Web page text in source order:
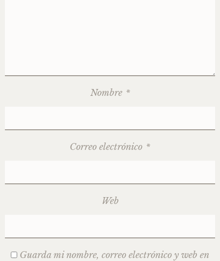
Nombre *
Correo electrónico *
Web
Guarda mi nombre, correo electrónico y web en